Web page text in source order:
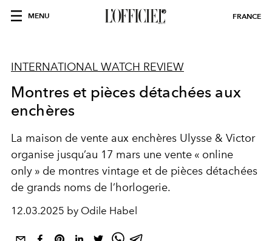
MENU FRANCE
INTERNATIONAL WATCH REVIEW
Montres et pièces détachées aux
enchères
La maison de vente aux enchères Ulysse & Victor
organise jusqu’au 17 mars une vente « online
only » de montres vintage et de pièces détachées
de grands noms de l’horlogerie.
12.03.2025 by Odile Habel